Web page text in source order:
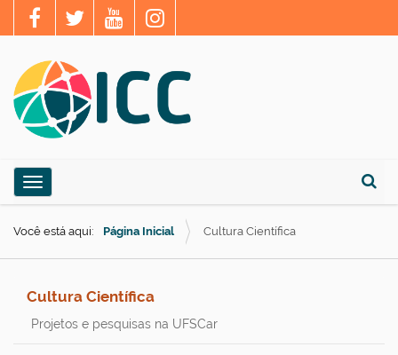
Busca
Toggle navigation
Você está aqui: Página Inicial Cultura Científica
Cultura Científica
Projetos e pesquisas na UFSCar